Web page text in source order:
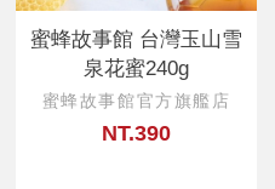
蜜蜂故事館 台灣玉山雪
泉花蜜240g
蜜蜂故事館官方旗艦店
NT.390